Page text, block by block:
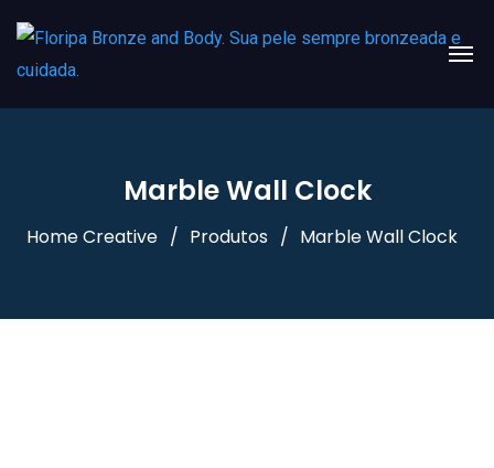
Marble Wall Clock
Home Creative Produtos Marble Wall Clock